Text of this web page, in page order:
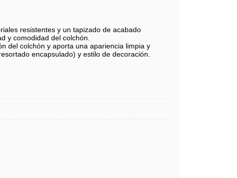
resistentes y un tapizado de acabado
y comodidad del colchón.
del colchón y aporta una apariencia limpia y
encapsulado) y estilo de decoración.